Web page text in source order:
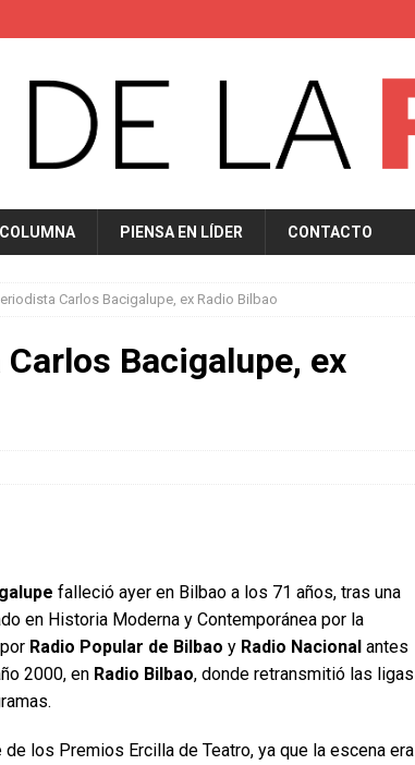
PIENSA EN LÍDER CONTACTO
Carlos Bacigalupe, ex Radio Bilbao
Bacigalupe, ex
falleció ayer en Bilbao a los 71 años, tras una
en Historia Moderna y Contemporánea por la
Radio Popular de Bilbao y Radio Nacional antes
2000, en Radio Bilbao, donde retransmitió las ligas
los Premios Ercilla de Teatro, ya que la escena era